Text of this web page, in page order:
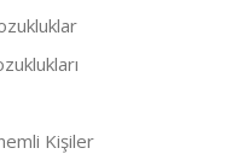
Kişiler